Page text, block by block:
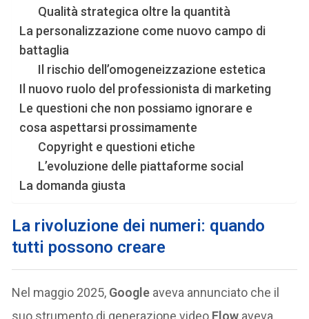
Qualità strategica oltre la quantità
La personalizzazione come nuovo campo di
battaglia
Il rischio dell’omogeneizzazione estetica
Il nuovo ruolo del professionista di marketing
Le questioni che non possiamo ignorare e
cosa aspettarsi prossimamente
Copyright e questioni etiche
L’evoluzione delle piattaforme social
La domanda giusta
La rivoluzione dei numeri: quando
tutti possono creare
Nel maggio 2025, Google aveva annunciato che il
suo strumento di generazione video Flow aveva